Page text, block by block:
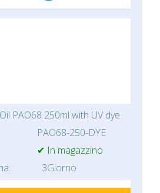
PAO68 250ml with UV dye
PAO68-250-DYE
✔ In magazzino
3Giorno